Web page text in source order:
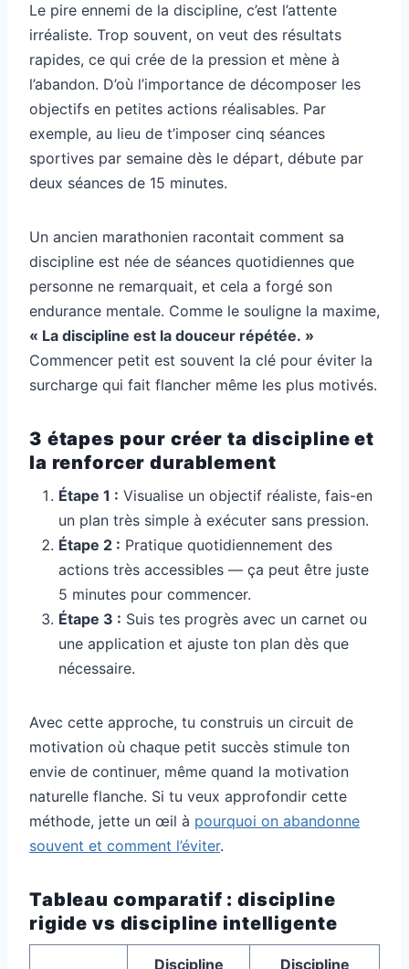
Le pire ennemi de la discipline, c’est l’attente
irréaliste. Trop souvent, on veut des résultats
rapides, ce qui crée de la pression et mène à
l’abandon. D’où l’importance de décomposer les
objectifs en petites actions réalisables. Par
exemple, au lieu de t’imposer cinq séances
sportives par semaine dès le départ, débute par
deux séances de 15 minutes.
Un ancien marathonien racontait comment sa
discipline est née de séances quotidiennes que
personne ne remarquait, et cela a forgé son
endurance mentale. Comme le souligne la maxime,
« La discipline est la douceur répétée. »
Commencer petit est souvent la clé pour éviter la
surcharge qui fait flancher même les plus motivés.
3 étapes pour créer ta discipline et
la renforcer durablement
Étape 1 : Visualise un objectif réaliste, fais-en
un plan très simple à exécuter sans pression.
Étape 2 : Pratique quotidiennement des
actions très accessibles — ça peut être juste
5 minutes pour commencer.
Étape 3 : Suis tes progrès avec un carnet ou
une application et ajuste ton plan dès que
nécessaire.
Avec cette approche, tu construis un circuit de
motivation où chaque petit succès stimule ton
envie de continuer, même quand la motivation
naturelle flanche. Si tu veux approfondir cette
méthode, jette un œil à pourquoi on abandonne
souvent et comment l’éviter.
Tableau comparatif : discipline
rigide vs discipline intelligente
Discipline Discipline